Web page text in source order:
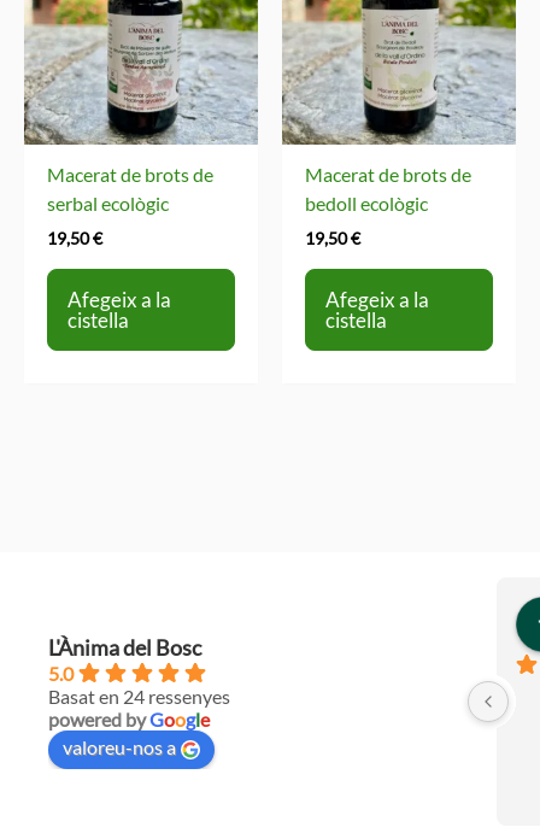
Macerat de brots de
serbal ecològic
19,50€
Afegeix a la
cistella
Macerat de brots de
bedoll ecològic
19,50€
Afegeix a la
cistella
L'Ànima del Bosc
5.0
Basat en 24 ressenyes
powered byGoogle
valoreu-nos a